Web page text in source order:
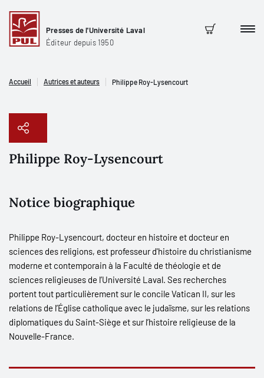
Presses de l'Université Laval
Éditeur depuis 1950
Panier
Accueil Autrices et auteurs Philippe Roy-Lysencourt
Philippe Roy-Lysencourt
Notice biographique
Philippe Roy-Lysencourt, docteur en histoire et docteur en
sciences des religions, est professeur d'histoire du christianisme
moderne et contemporain à la Faculté de théologie et de
sciences religieuses de l’Université Laval. Ses recherches
portent tout particulièrement sur le concile Vatican II, sur les
relations de l’Église catholique avec le judaïsme, sur les relations
diplomatiques du Saint-Siège et sur l’histoire religieuse de la
Nouvelle-France.